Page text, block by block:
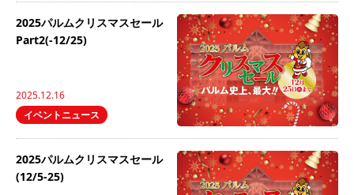
2025パルムクリスマスセール
Part2(-12/25)
2025.12.16
イベントニュース
2025パルムクリスマスセール
(12/5-25)